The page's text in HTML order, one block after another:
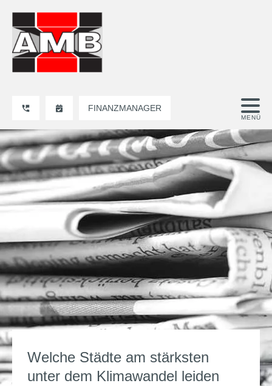
FINANZMANAGER
Welche Städte am stärksten
unter dem Klimawandel leiden